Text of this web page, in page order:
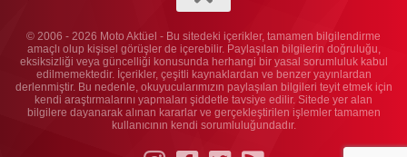
© 2006 - 2026 Moto Aktüel - Bu sitedeki içerikler, tamamen bilgilendirme
amaçlı olup kişisel görüşler de içerebilir. Paylaşılan bilgilerin doğruluğu,
eksiksizliği veya güncelliği konusunda herhangi bir yasal sorumluluk kabul
edilmemektedir. İçerikler, çeşitli kaynaklardan ve benzer yayınlardan
derlenmiştir. Bu nedenle, okuyucularımızın paylaşılan bilgileri teyit etmek için
kendi araştırmalarını yapmaları şiddetle tavsiye edilir. Sitede yer alan
bilgilere dayanarak alınan kararlar ve gerçekleştirilen işlemler tamamen
kullanıcının kendi sorumluluğundadır.